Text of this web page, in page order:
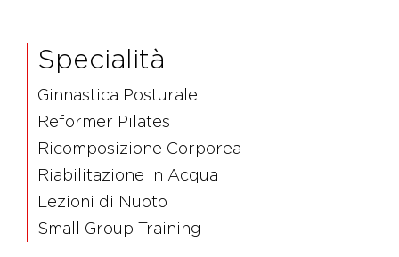
Specialità
Ginnastica Posturale
Reformer Pilates
Ricomposizione Corporea
Riabilitazione in Acqua
Lezioni di Nuoto
Small Group Training